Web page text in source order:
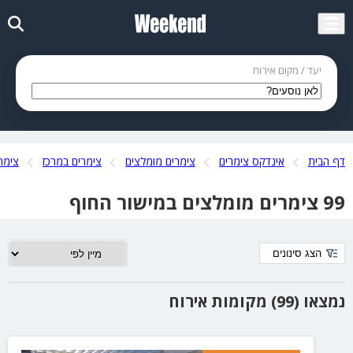
יעד / מקום אירוח
דף הבית אינדקס צימרים צימרים מומלצים צימרים במרכז
99 צימרים מומלצים במישור החוף
נמצאו (99) מקומות אירוח
הצג סינונים